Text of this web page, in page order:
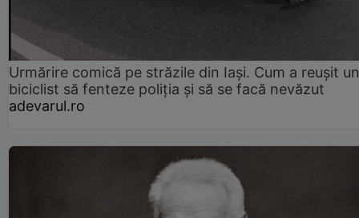
Urmărire comică pe străzile din Iași. Cum a reușit un
biciclist să fenteze poliția și să se facă nevăzut
adevarul.ro